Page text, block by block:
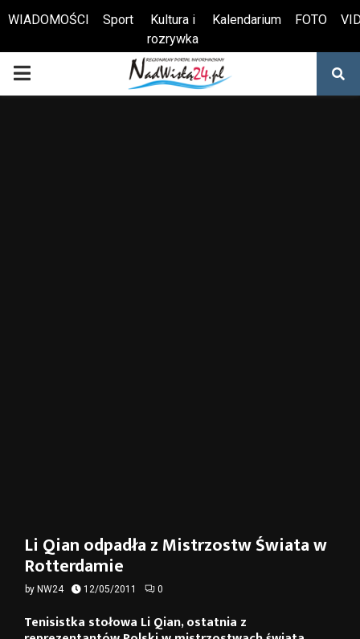
Otwórz pasek narzędzi
WIADOMOŚCI Sport
Kultura i
rozrywka
Kalendarium FOTO
PRIMARY
Li Qian odpadła z Mistrzostw Świata w
Rotterdamie
by NW24 12/05/2011 0
Tenisistka stołowa Li Qian, ostatnia z